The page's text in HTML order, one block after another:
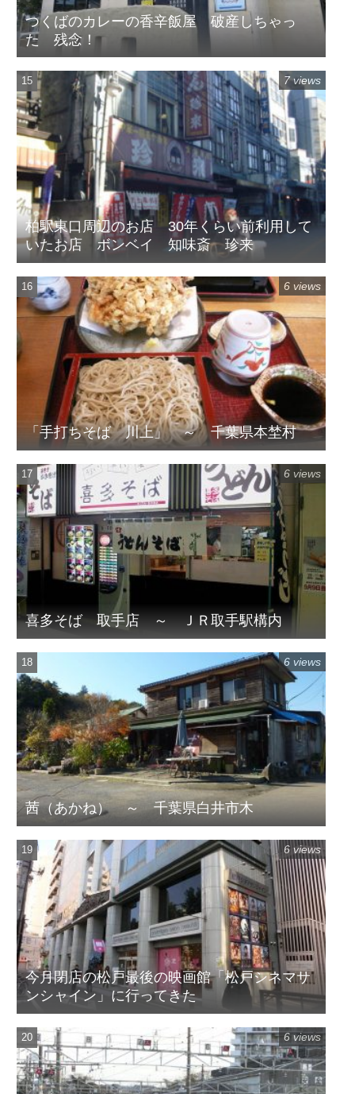
つくばのカレーの香辛飯屋 破産しちゃっ
た 残念！
柏駅東口周辺のお店 30年くらい前利用して
いたお店 ボンベイ 知味斎 珍来
7 views
「手打ちそば 川上」 ～ 千葉県本埜村
6 views
喜多そば 取手店 ～ ＪＲ取手駅構内
6 views
茜（あかね） ～ 千葉県白井市木
6 views
今月閉店の松戸最後の映画館「松戸シネマサ
ンシャイン」に行ってきた
6 views
6 views